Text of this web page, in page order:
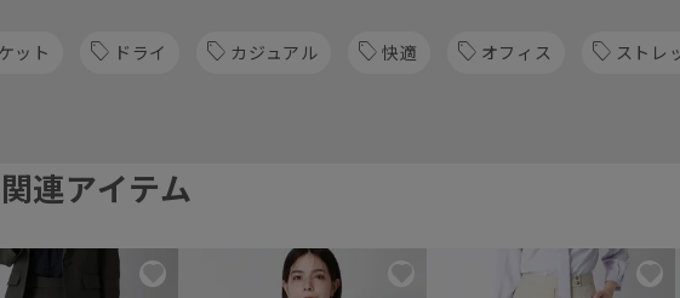
ット ドライ カジュアル 快適 オフィス ストレ
連アイテム